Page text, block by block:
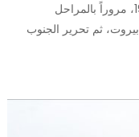
نشأتها عقب الاجتياح الإسرائيلي للبنان عام 1982، مروراً بالمراحل
ثم تحرير الجنوب